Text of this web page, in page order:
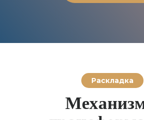
Раскладка